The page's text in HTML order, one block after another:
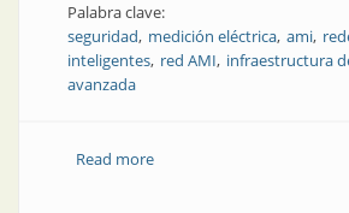
Palabra clave:
seguridad medición eléctrica ami
inteligentes red AMI infraestructura
avanzada
Read moreabout Mediciones